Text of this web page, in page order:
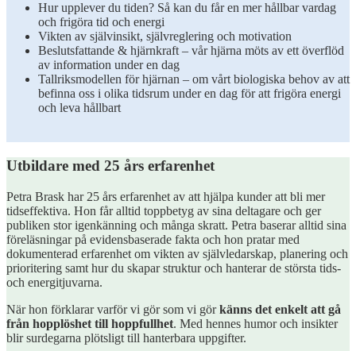
Hur upplever du tiden? Så kan du får en mer hållbar vardag
och frigöra tid och energi
Vikten av självinsikt, självreglering och motivation
Beslutsfattande & hjärnkraft – vår hjärna möts av ett överflöd
av information under en dag
Tallriksmodellen för hjärnan – om vårt biologiska behov av att
befinna oss i olika tidsrum under en dag för att frigöra energi
och leva hållbart
Utbildare med 25 års erfarenhet
Petra Brask har 25 års erfarenhet av att hjälpa kunder att bli mer
tidseffektiva. Hon får alltid toppbetyg av sina deltagare och ger
publiken stor igenkänning och många skratt. Petra baserar alltid sina
föreläsningar på evidensbaserade fakta och hon pratar med
dokumenterad erfarenhet om vikten av självledarskap, planering och
prioritering samt hur du skapar struktur och hanterar de största tids-
och energitjuvarna.
När hon förklarar varför vi gör som vi görkänns det enkelt att gå
från hopplöshet till hoppfullhet. Med hennes humor och insikter
blir surdegarna plötsligt till hanterbara uppgifter.